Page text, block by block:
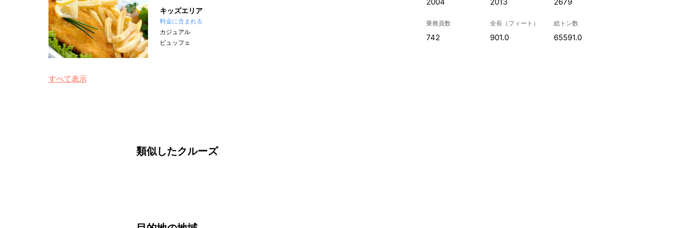
キッズエリア
料金に含まれる
カジュアル
ビュッフェ
すべて表示
乗務員数
742
全長（フィート）
901.0
総トン数
65591.0
類似したクルーズ